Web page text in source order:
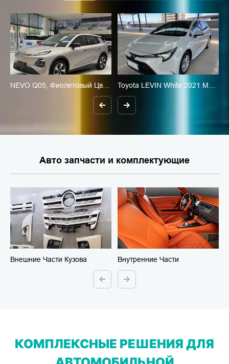
NEVO Q05, Фиолетовый Цвет, 2026 Год Выпуска, 506Max+ Toyota LEVIN White 2021 Model 185T CVT Luxury Edition, Euro VI
Авто запчасти и комплектующие
Внешние Части Кузова Внутренние Части
КОМПЛЕКСНЫЕ РЕШЕНИЯ ДЛЯ